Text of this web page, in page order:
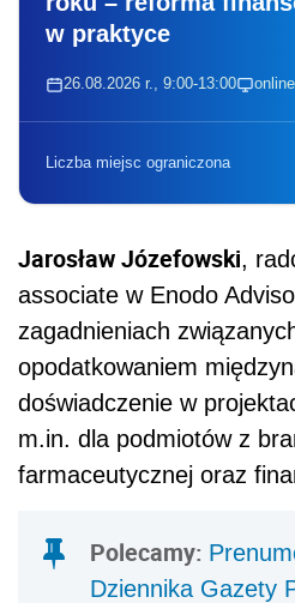
w praktyce
26.08.2026 r., 9:00-13:00
Liczba miejsc ograniczona
Jarosław Józefowski,
associate w Enodo
zagadnieniach
opodatkowaniem
doświadczenie w
m.in. dla podmiotów z
farmaceutycznej oraz
Polecamy:
Dziennika Gazety